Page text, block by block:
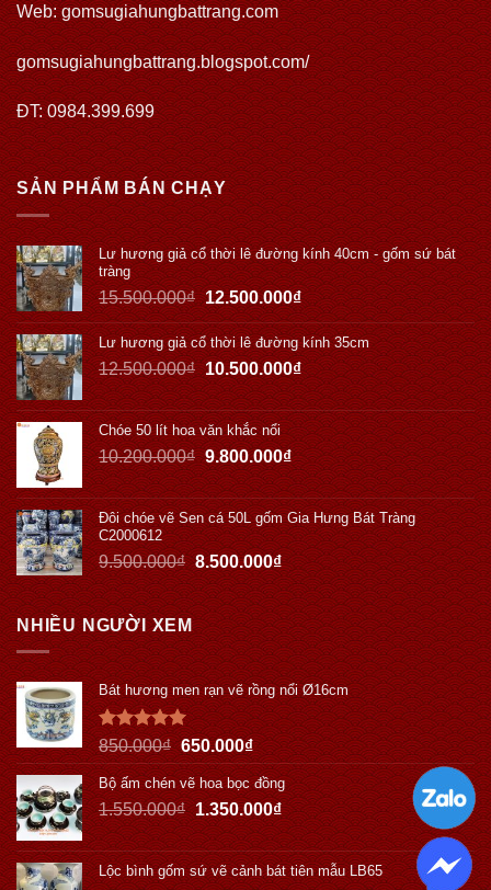
Web:gomsugiahungbattrang.com
gomsugiahungbattrang.blogspot.com/
ĐT: 0984.399.699
SẢN PHẨM BÁN CHẠY
Lư hương giả cổ thời lê đường kính 40cm - gốm sứ bát
tràng
15.500.000₫ 12.500.000₫
Lư hương giả cổ thời lê đường kính 35cm
12.500.000₫ 10.500.000₫
Chóe 50 lít hoa văn khắc nổi
10.200.000₫ 9.800.000₫
Đôi chóe vẽ Sen cá 50L gốm Gia Hưng Bát Tràng
C2000612
9.500.000₫ 8.500.000₫
NHIỀU NGƯỜI XEM
Bát hương men rạn vẽ rồng nổi Ø16cm
Được xếp
hạng5.00
5 sao
850.000₫ 650.000₫
Bộ ấm chén vẽ hoa bọc đồng
1.550.000₫ 1.350.000₫
Lộc bình gốm sứ vẽ cảnh bát tiên mẫu LB65